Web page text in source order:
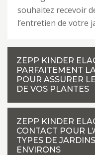
souhaitez recevoir
l’entretien de votre
ZEPP KINDER
PARFAITEMENT
POUR ASSURER
DE VOS PLANTES
ZEPP KINDER
CONTACT POUR
TYPES DE
ENVIRONS